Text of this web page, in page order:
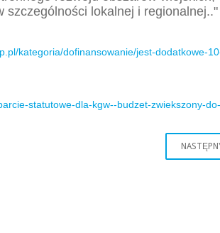
szczególności lokalnej i regionalnej.."
kategoria/dofinansowanie/jest-dodatkowe-
statutowe-dla-kgw--budzet-zwiekszony-